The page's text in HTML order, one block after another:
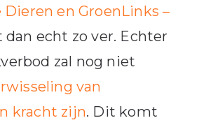
en GroenLinks –
echt zo ver. Echter
zal nog niet
van
kracht zijn. Dit komt